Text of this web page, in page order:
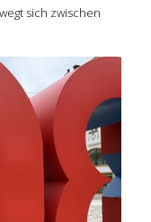
sich zwischen